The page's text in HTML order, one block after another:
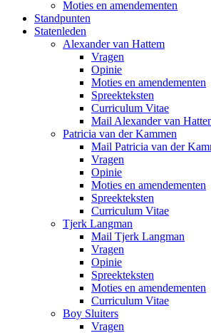
Moties en amendementen
Standpunten
Statenleden
Alexander van Hattem
Vragen
Opinie
Moties en amendementen
Spreekteksten
Curriculum Vitae
Mail Alexander van
Patricia van der Kammen
Mail Patricia van der
Vragen
Opinie
Moties en amendementen
Spreekteksten
Curriculum Vitae
Tjerk Langman
Mail Tjerk Langman
Vragen
Opinie
Spreekteksten
Moties en amendementen
Curriculum Vitae
Boy Sluiters
Vragen